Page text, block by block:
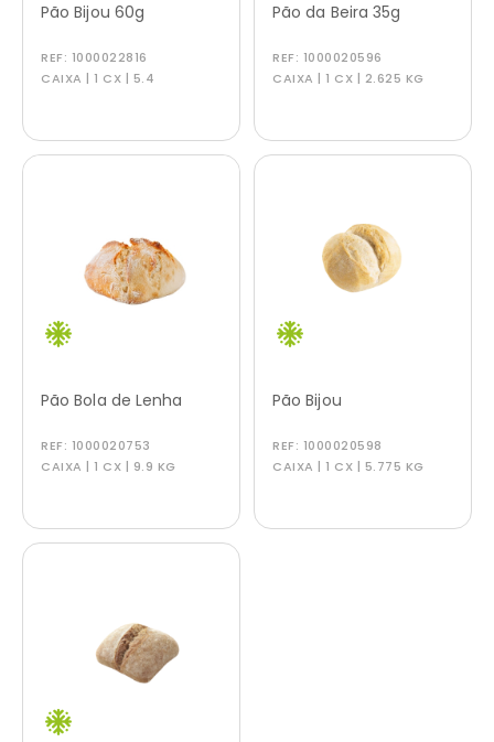
Pão Bijou 60g
REF: 1000022816
CAIXA | 1 CX | 5.4
Pão da Beira 35g
REF: 1000020596
CAIXA | 1 CX | 2.625 KG
Pão Bola de Lenha
REF: 1000020753
CAIXA | 1 CX | 9.9 KG
Pão Bijou
REF: 1000020598
CAIXA | 1 CX | 5.775 KG